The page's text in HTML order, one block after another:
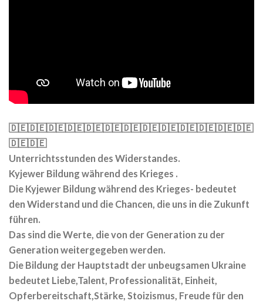
🇩🇪🇩🇪🇩🇪🇩🇪🇩🇪🇩🇪🇩🇪🇩🇪🇩🇪🇩🇪🇩🇪🇩🇪🇩🇪
🇩🇪🇩🇪
Unterrichtsstunden des Widerstandes.
Kyjewer Bildung während des Krieges .
Die Kyjewer Bildung während des Krieges- bedeutet
den Widerstand und die Chancen, die uns in die Zukunft
führen.
Das sind die Werte, die von der Generation zu der
Generation weitergegeben werden.
Die Bildung der Hauptstadt der unbeugsamen Ukraine
bedeutet Liebe,Talent, Professionalität, Einheit,
Opferbereitschaft,Stärke, Stoizismus, Freude für den